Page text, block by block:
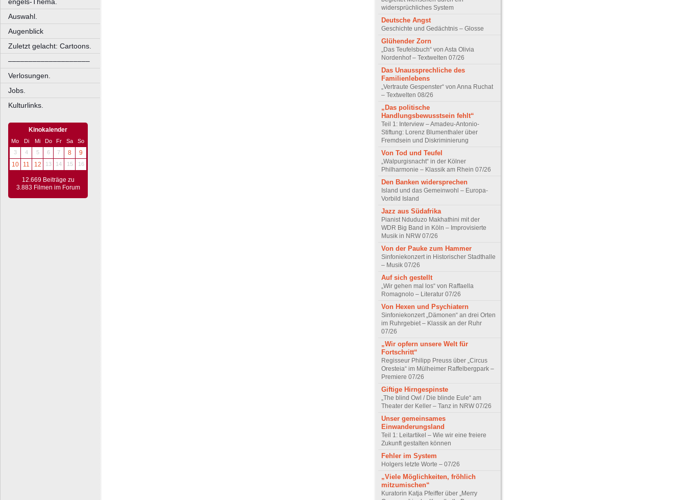
Auswahl.
Augenblick
Zuletzt gelacht: Cartoons.
––––––––––––––––––––
Verlosungen.
Jobs.
Kulturlinks.
Kinokalender
Mo Di Mi Do Fr Sa
So
3
4 5 6 7 8
9
10
11 12 13 14 15 16
12.669 Beiträge zu
3.883 Filmen im Forum
widersprüchliches System
Deutsche Angst
Geschichte und Gedächtnis – Glosse
Glühender Zorn
„Das Teufelsbuch“ von Asta Olivia
Nordenhof – Textwelten 07/26
Das Unaussprechliche des
Familienlebens
„Vertraute Gespenster“ von Anna Ruchat
– Textwelten 08/26
„Das politische
Handlungsbewusstsein fehlt“
Teil 1: Interview – Amadeu-Antonio-
Stiftung: Lorenz Blumenthaler über
Fremdsein und Diskriminierung
Von Tod und Teufel
„Walpurgisnacht“ in der Kölner
Philharmonie – Klassik am Rhein 07/26
Den Banken widersprechen
Island und das Gemeinwohl – Europa-
Vorbild Island
Jazz aus Südafrika
Pianist Nduduzo Makhathini mit der
WDR Big Band in Köln – Improvisierte
Musik in NRW 07/26
Von der Pauke zum Hammer
Sinfoniekonzert in Historischer Stadthalle
– Musik 07/26
Auf sich gestellt
„Wir gehen mal los“ von Raffaella
Romagnolo – Literatur 07/26
Von Hexen und Psychiatern
Sinfoniekonzert „Dämonen“ an drei Orten
im Ruhrgebiet – Klassik an der Ruhr
07/26
„Wir opfern unsere Welt für
Fortschritt“
Regisseur Philipp Preuss über „Circus
Oresteia“ im Mülheimer Raffelbergpark –
Premiere 07/26
Giftige Hirngespinste
„The blind Owl / Die blinde Eule“ am
Theater der Keller – Tanz in NRW 07/26
Unser gemeinsames
Einwanderungsland
Teil 1: Leitartikel – Wie wir eine freiere
Zukunft gestalten können
Fehler im System
Holgers letzte Worte – 07/26
„Viele Möglichkeiten, fröhlich
mitzumischen“
Kuratorin Katja Pfeiffer über „Merry